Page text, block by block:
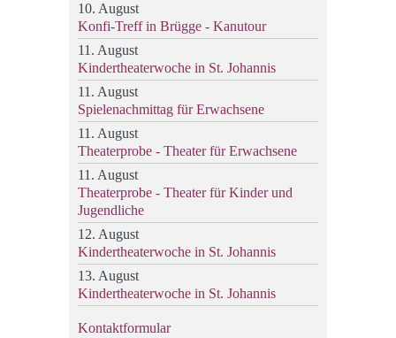
10. August
Konfi-Treff in Brügge - Kanutour
11. August
Kindertheaterwoche in St. Johannis
11. August
Spielenachmittag für Erwachsene
11. August
Theaterprobe - Theater für Erwachsene
11. August
Theaterprobe - Theater für Kinder und
Jugendliche
12. August
Kindertheaterwoche in St. Johannis
13. August
Kindertheaterwoche in St. Johannis
Kontaktformular